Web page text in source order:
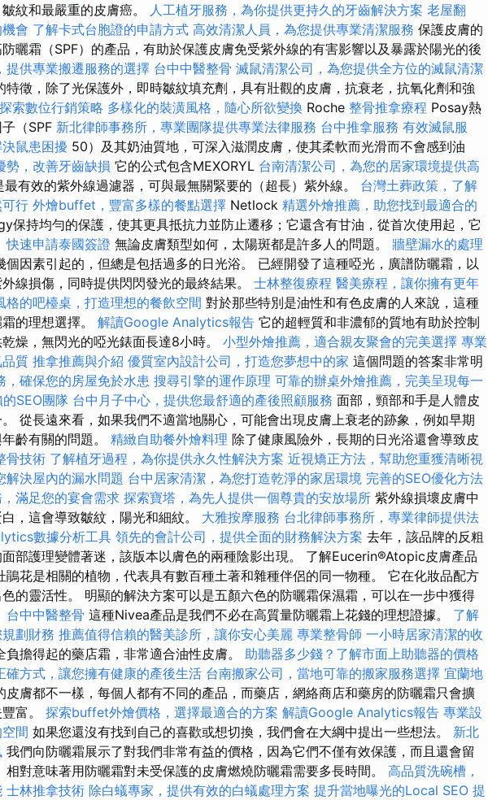
紋和最嚴重的皮膚癌。
人工植牙服務，為你提供更持久的牙齒解決方案 老屋翻
會 了解卡式台胞證的申請方式 高效清潔人員，為您提供專業清潔服務 保護皮膚的
曬霜（SPF）的產品，有助於保護皮膚免受紫外線的有害影響以及暴露於陽光的後
提供專業搬遷服務的選擇 台中中醫整骨 滅鼠清潔公司，為您提供全方位的滅鼠清潔
特徵，除了光保護外，即時皺紋填充劑，具有壯觀的皮膚，抗衰老，抗氧化劑和強
探索數位行銷策略 多樣化的裝潢風格，隨心所欲變換 Roche 整骨推拿療程 Posay熱
（SPF 新北律師事務所，專業團隊提供專業法律服務 台中推拿服務 有效滅鼠服
鼠患困擾 50）及其奶油質地，可深入滋潤皮膚，使其柔軟而光滑而不會感到油
勢，改善牙齒缺損 它的公式包含MEXORYL 台南清潔公司，為您的居家環境提供高
有效的紫外線過濾器，可與最無關緊要的（超長）紫外線。 台灣土葬政策，了解
行 外燴buffet，豐富多樣的餐點選擇 Netlock 精選外燴推薦，助您找到最適合的
保持均勻的保護，使其更具抵抗力並防止遷移；它還含有甘油，從首次使用起，它
快速申請泰國簽證 無論皮膚類型如何，太陽斑都是許多人的問題。 牆壁漏水的處理
個因素引起的，但總是包括過多的日光浴。 已經開發了這種啞光，廣譜防曬霜，以
線損傷，同時提供閃閃發光的最終結果。 士林整復療程 醫美療程，讓你擁有更年
格的吧檯桌，打造理想的餐飲空間 對於那些特別是油性和有色皮膚的人來說，這種
的理想選擇。 解讀Google Analytics報告 它的超輕質和非濃郁的質地有助於控制
燥，無閃光的啞光錶面長達8小時。 小型外燴推薦，適合親友聚會的完美選擇 專業
質 推拿推薦與介紹 優質室內設計公司，打造您夢想中的家 這個問題的答案非常明
，確保您的房屋免於水患 搜尋引擎的運作原理 可靠的辦桌外燴推薦，完美呈現每一
SEO團隊 台中月子中心，提供您最舒適的產後照顧服務 面部，頸部和手是人體皮
從長遠來看，如果我們不適當地關心，可能會出現皮膚上衰老的跡象，例如早期
齡有關的問題。 精緻自助餐外燴料理 除了健康風險外，長期的日光浴還會導致皮
骨技術 了解植牙過程，為你提供永久性解決方案 近視矯正方法，幫助您重獲清晰視
解決屋內的漏水問題 台中居家清潔，為您打造乾淨的家居環境 完善的SEO優化方法
滿足您的宴會需求 探索寶塔，為先人提供一個尊貴的安放場所 紫外線損壞皮膚中
，這會導致皺紋，陽光和細紋。 大雅按摩服務 台北律師事務所，專業律師提供法
數據分析工具 領先的會計公司，提供全面的財務解決方案 去年，該品牌的反粗
部護理變體著迷，該版本以膚色的兩種陰影出現。 了解Eucerin®Atopic皮膚產品
鵑花是相關的植物，代表具有數百種土著和雜種伴侶的同一物種。 它在化妝品配方
的靈活性。 明顯的解決方案可以是五顏六色的防曬霜保濕霜，可以在一步中獲得
台中中醫整骨 這種Nivea產品是我們不必在高質量防曬霜上花錢的理想證據。 了解
劃財務 推薦值得信賴的醫美診所，讓你安心美麗 專業整骨師 一小時居家清潔的收
負擔得起的藥店霜，非常適合油性皮膚。 助聽器多少錢？了解市面上助聽器的價格
確方式，讓您擁有健康的產後生活 台南搬家公司，當地可靠的搬家服務選擇 宜蘭地
皮膚都不一樣，每個人都有不同的產品，而藥店，網絡商店和藥房的防曬霜只會擴
富。 探索buffet外燴價格，選擇最適合的方案 解讀Google Analytics報告 專業設
間 如果您還沒有找到自己的喜歡或想切換，我們會在大綱中提出一些想法。 新北
我們向防曬霜展示了對我們非常有益的價格，因為它們不僅有效保護，而且還會留
對意味著用防曬霜對未受保護的皮膚燃燒防曬霜需要多長時間。 高品質洗碗槽，
士林推拿技術 除白蟻專家，提供有效的白蟻處理方案 提升當地曝光的Local SEO 提